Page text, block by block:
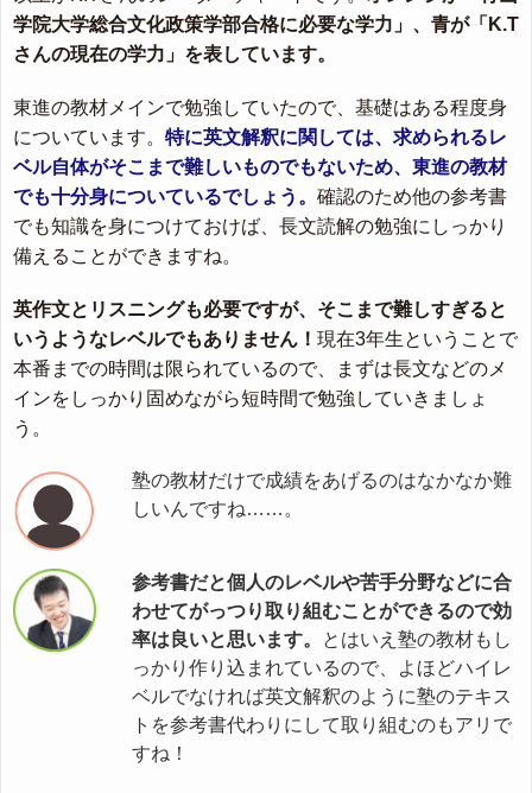
学院大学総合文化政策学部合格に必要な学力」、青が「K.T
さんの現在の学力」を表しています。
東進の教材メインで勉強していたので、基礎はある程度身
についています。 特に英文解釈に関しては、求められるレ
ベル自体がそこまで難しいものでもないため、東進の教材
でも十分身についているでしょう。 確認のため他の参考書
でも知識を身につけておけば、長文読解の勉強にしっかり
備えることができますね。
英作文とリスニングも必要ですが、そこまで難しすぎると
いうようなレベルでもありません！ 現在3年生ということで
本番までの時間は限られているので、まずは長文などのメ
インをしっかり固めながら短時間で勉強していきましょ
う。
塾の教材だけで成績をあげるのはなかなか難
しいんですね……。
参考書だと個人のレベルや苦手分野などに合
わせてがっつり取り組むことができるので効
率は良いと思います。
とはいえ塾の教材もし
っかり作り込まれているので、よほどハイレ
ベルでなければ英文解釈のように塾のテキス
トを参考書代わりにして取り組むのもアリで
すね！